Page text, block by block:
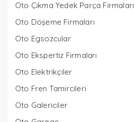
Oto Çıkma Yedek Parça Firmaları
Oto Döşeme Firmaları
Oto Egsozcular
Oto Ekspertiz Firmaları
Oto Elektrikçiler
Oto Fren Tamircileri
Oto Galericiler